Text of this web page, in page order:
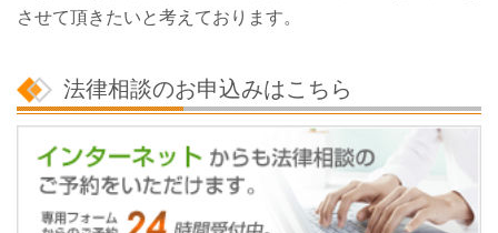
させて頂きたいと考えております。
法律相談のお申込みはこちら